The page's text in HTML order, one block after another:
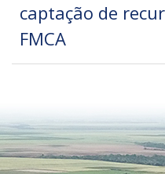
captação de
FMCA